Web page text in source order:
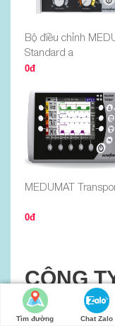
Bộ điều chỉnh
Standard a
0đ
MEDUMAT
0đ
Tìm đường Chat Zalo
CÔNG